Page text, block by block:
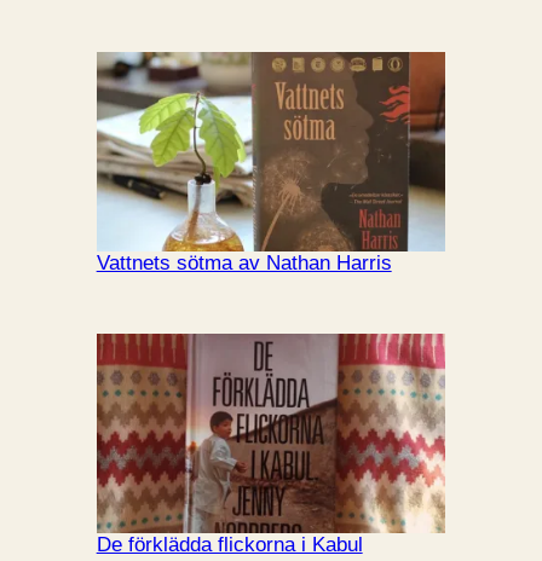
Vattnets sötma av Nathan Harris
De förklädda flickorna i Kabul